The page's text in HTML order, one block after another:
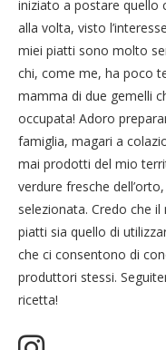
iniziato a postare quello
alla volta, visto
miei piatti sono molto
chi, come me, ha poco
mamma di due gemelli
occupata! Adoro
famiglia, magari a
mai prodotti del mio
verdure fresche
selezionata. Credo che
piatti sia quello di
che ci consentono di
produttori stessi.
ricetta!